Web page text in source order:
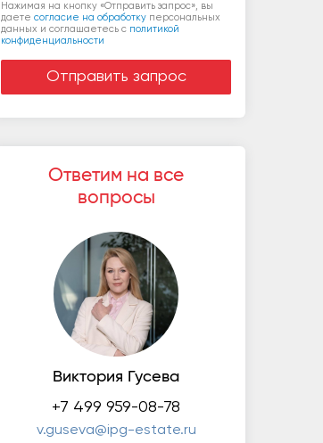
Нажимая на кнопку «Отправить запрос», вы
даете согласие на обработку персональных
данных и соглашаетесь c политикой
конфиденциальности
Ответим на все
вопросы
Виктория Гусева
+7 499 959-08-78
v.guseva@ipg-estate.ru